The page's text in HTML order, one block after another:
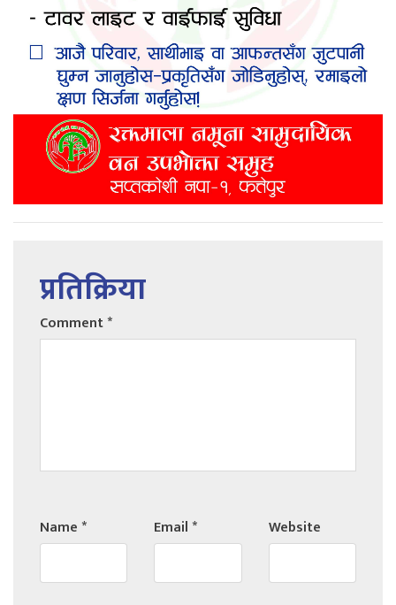
प्रतिक्रिया
Comment*
Name* Email* Website